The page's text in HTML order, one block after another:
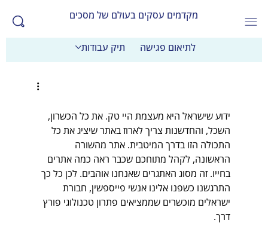
מקדמים עסקים בעולם של מסכים
לתיאום פגישה תיק עבודות
ידוע שישראל היא מעצמת היי טק. את כל הכשרון,
השכל, והחדשנות צריך לארוז באתר שיציג את כל
התכולה הזו בדרך המיטבית. אתר מהשורה
הראשונה, לקהל מתוחכם שכבר ראה כמה אתרים
בחייו. זה מסוג האתגרים שאנחנו אוהבים. לכן כל כך
התרגשנו כשפנו אלינו אנשי פייספשין, חבורת
ישראלים מוכשרים שממציאים פתרון טכנולוגי פורץ
דרך.